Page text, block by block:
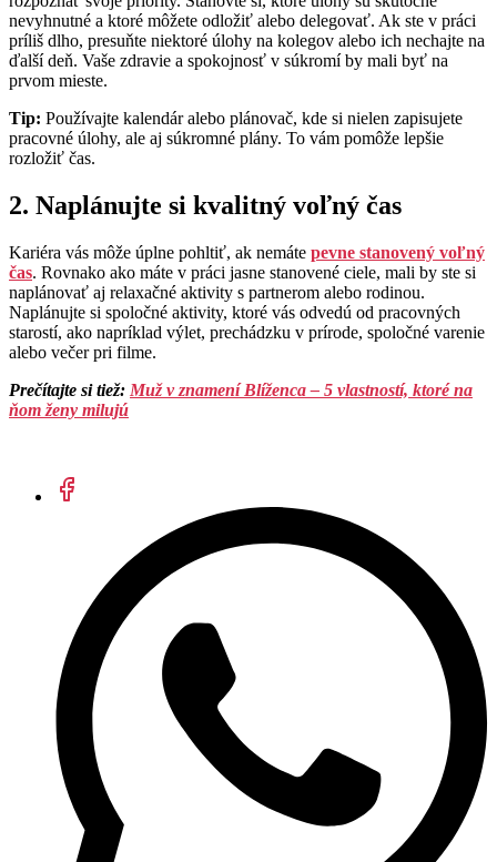
nevyhnutné a ktoré môžete odložiť alebo delegovať. Ak ste v práci
príliš dlho, presuňte niektoré úlohy na kolegov alebo ich nechajte na
ďalší deň. Vaše zdravie a spokojnosť v súkromí by mali byť na
prvom mieste.
Tip: Používajte kalendár alebo plánovač, kde si nielen zapisujete
pracovné úlohy, ale aj súkromné plány. To vám pomôže lepšie
rozložiť čas.
2. Naplánujte si kvalitný voľný čas
Kariéra vás môže úplne pohltiť, ak nemáte pevne stanovený voľný
čas. Rovnako ako máte v práci jasne stanovené ciele, mali by ste si
naplánovať aj relaxačné aktivity s partnerom alebo rodinou.
Naplánujte si spoločné aktivity, ktoré vás odvedú od pracovných
starostí, ako napríklad výlet, prechádzku v prírode, spoločné varenie
alebo večer pri filme.
Prečítajte si tiež: Muž v znamení Blíženca – 5 vlastností, ktoré na
ňom ženy milujú